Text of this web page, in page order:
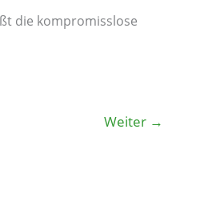
die kompromisslose
Weiter →